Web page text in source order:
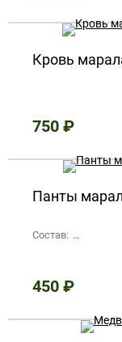
Кровь
750 ₽
Панты
Состав: сухой
450 ₽